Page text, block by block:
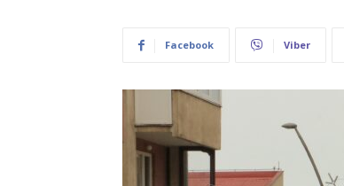
Facebook Viber